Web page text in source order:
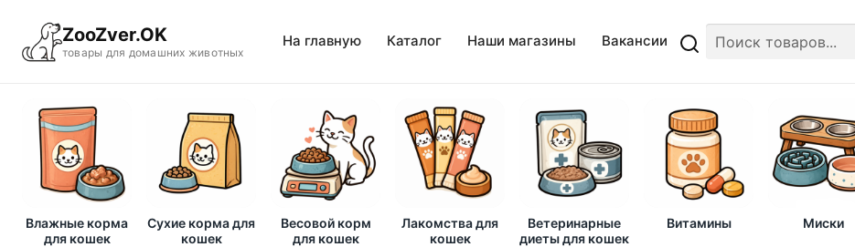
ZooZver.OK
товары для домашних животных
На главную Каталог Наши магазины Вакансии
Влажные корма
для кошек
Сухие корма для
кошек
Весовой корм
для кошек
Лакомства для
кошек
Ветеринарные
диеты для кошек
Витамины Миски